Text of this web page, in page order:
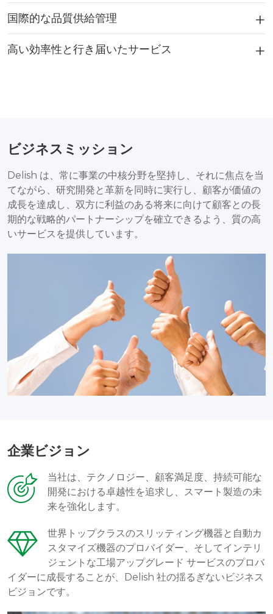
国際的な品質供給管理
高い効率性と行き届いたサービス
ビジネスミッション
Delish は、常に事業の中核分野を堅持し、それに焦点を当
てながら、研究開発と革新を同時に実行し、顧客が価値の
成長を達成し、双方に利益のある将来に向けて顧客との長
期的な戦略的パートナーシップを確立できるよう、質の高
いサービスを提供しています。
企業ビジョン
当社は、テクノロジー、顧客満足度、持続可能な
開発における卓越性を追求し、スマート製造の未
来を強化します。
世界トップクラスのスリッティング機器と自動カ
スタマイズ機器のプロバイダー、そしてインテリ
ジェントな工場アップグレード サービスのプロバ
イダーに成長することが、Delish 社の揺るぎないビジネス
ビジョンです。